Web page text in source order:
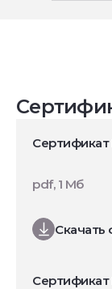
Сертификат
Скачать
pdf, 1 Мб
Сертификат